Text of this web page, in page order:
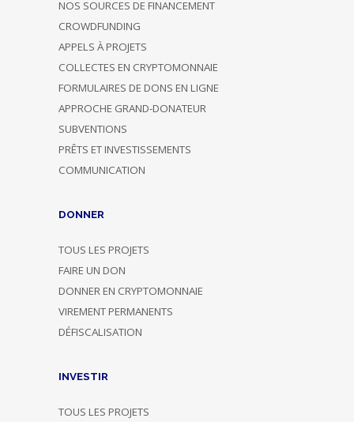
NOS SOURCES DE FINANCEMENT
CROWDFUNDING
APPELS À PROJETS
COLLECTES EN CRYPTOMONNAIE
FORMULAIRES DE DONS EN LIGNE
APPROCHE GRAND-DONATEUR
SUBVENTIONS
PRÊTS ET INVESTISSEMENTS
COMMUNICATION
DONNER
TOUS LES PROJETS
FAIRE UN DON
DONNER EN CRYPTOMONNAIE
VIREMENT PERMANENTS
DÉFISCALISATION
INVESTIR
TOUS LES PROJETS